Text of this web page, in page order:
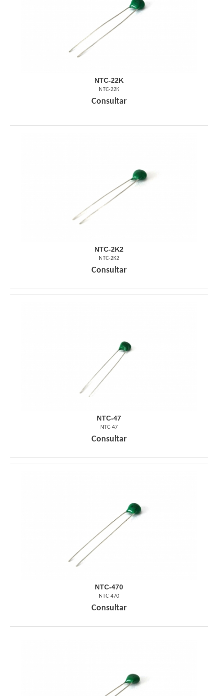
NTC-22K
NTC-22K
Consultar
NTC-2K2
NTC-2K2
Consultar
NTC-47
NTC-47
Consultar
NTC-470
NTC-470
Consultar